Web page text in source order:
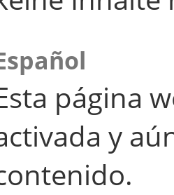
página
y